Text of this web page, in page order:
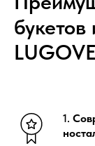
букетов
1.